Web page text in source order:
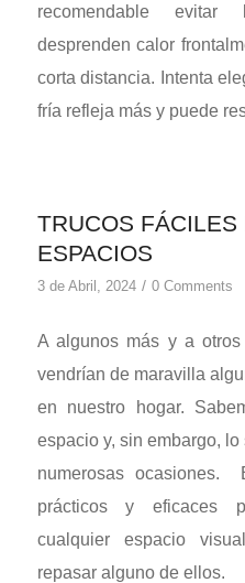
recomendable
desprenden calor
corta distancia. Intenta
fría refleja más y puede
TRUCOS FÁCILES
ESPACIOS
3 de Abril, 2024 / 0 Comments
A algunos más y a
vendrían de maravilla
en nuestro hogar.
espacio y, sin embargo,
numerosas ocasiones.
prácticos y eficaces
cualquier espacio
repasar alguno de ellos.